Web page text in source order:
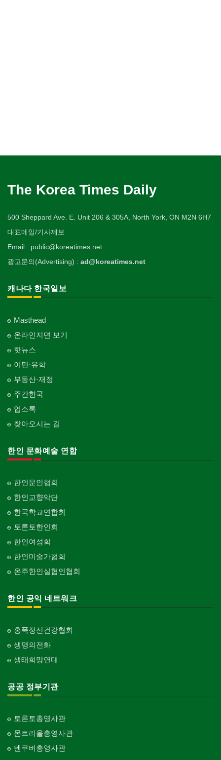
The Korea Times Daily
500 Sheppard Ave. E. Unit 206 & 305A, North York, ON M2N 6H7
대표메일/기사제보
Email : public@koreatimes.net
광고문의(Advertising) : ad@koreatimes.net
캐나다 한국일보
Masthead
온라인지면 보기
핫뉴스
이민·유학
부동산·재정
주간한국
업소록
찾아오시는 길
한인 문화예술 연합
한인문인협회
한인교향악단
한국학교연합회
토론토한인회
한인여성회
한인미술가협회
온주한인실협인협회
한인 공익 네트워크
홍푹정신건강협회
생명의전화
생태희망연대
공공 정부기관
토론토총영사관
몬트리올총영사관
벤쿠버총영사관